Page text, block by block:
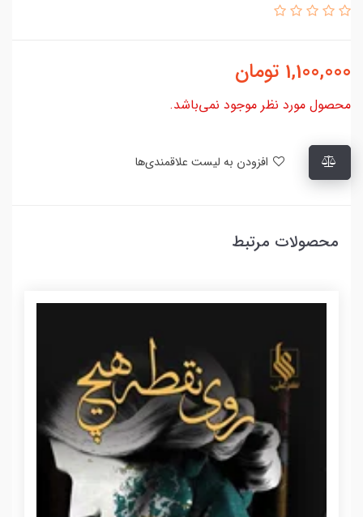
1,100,000 تومان
محصول مورد نظر موجود نمی‌باشد.
محصولات مرتبط